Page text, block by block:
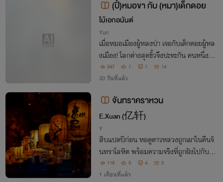
(ปี้)หมอขา กับ (หมา)เด็กดอย
ไม้เอกอนันต์
Yuri
เมื่อหมอเมืองผู้หลงป่า เจอกับเด็กดอยผู้หล
งเมือง! โลกต่างสุดขั้วจึงปะทะกัน คนหนึ่งมีทุ
กสิ่งแต่ใจปิดตาย อีกคนไร้ทุกอย่างแต่ใจรักจ
ริง ความรักฮาละมุนกรุ่นกลิ่นสมุนไพรจึงค่อ
247 1 1 14
30 วันที่แล้ว
จันทราคราหวน
E.Xuan (亿轩)
Y
สิบแปดปีก่อน หอดูดาวหลวงถูกเผาในคืนจั
นทราโลหิต พร้อมความจริงที่ถูกฝังไปกับผู้ต
าย เมื่อจันทราคราหวนคืนอีกครั้ง ศพจึงเริ่มเ
อ่ยความลับที่ไม่เคยถูกลืม
118 5 4 2
1 เดือนที่แล้ว